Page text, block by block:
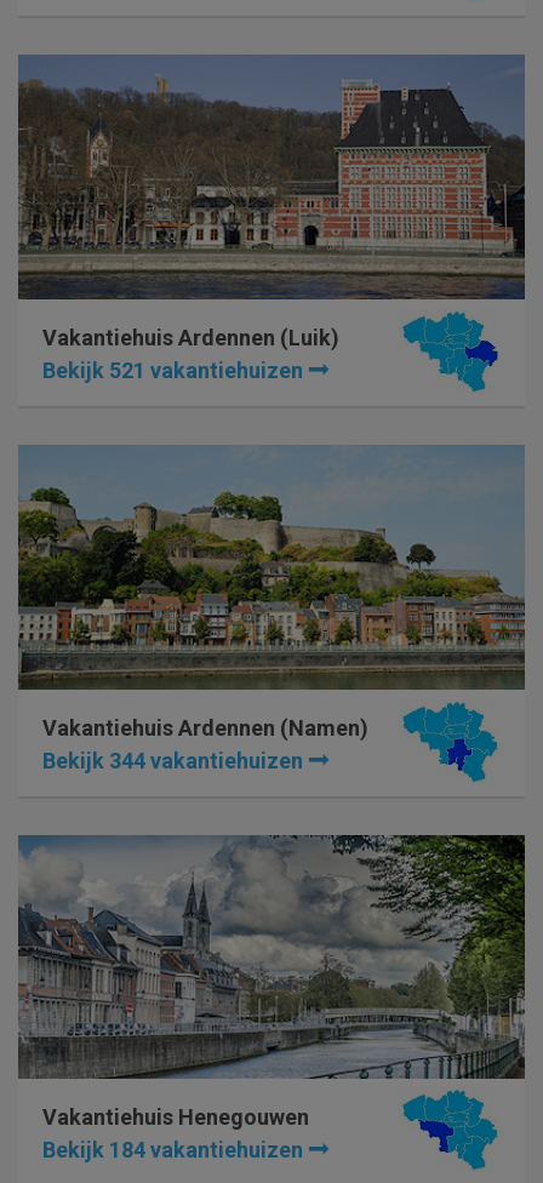
Vakantiehuis Ardennen (Luik)
Bekijk 521 vakantiehuizen
Vakantiehuis Ardennen (Namen)
Bekijk 344 vakantiehuizen
Vakantiehuis Henegouwen
Bekijk 184 vakantiehuizen